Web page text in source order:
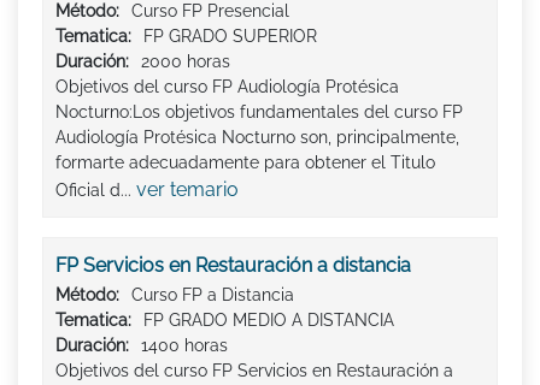
Método:
Curso FP Presencial
Tematica:
FP GRADO SUPERIOR
Duración:
2000 horas
Objetivos del curso FP Audiología Protésica
Nocturno:Los objetivos fundamentales del curso FP
Audiología Protésica Nocturno son, principalmente,
formarte adecuadamente para obtener el Titulo
Oficial d... ver temario
FP Servicios en Restauración a distancia
Método:
Curso FP a Distancia
Tematica:
FP GRADO MEDIO A DISTANCIA
Duración:
1400 horas
Objetivos del curso FP Servicios en Restauración a